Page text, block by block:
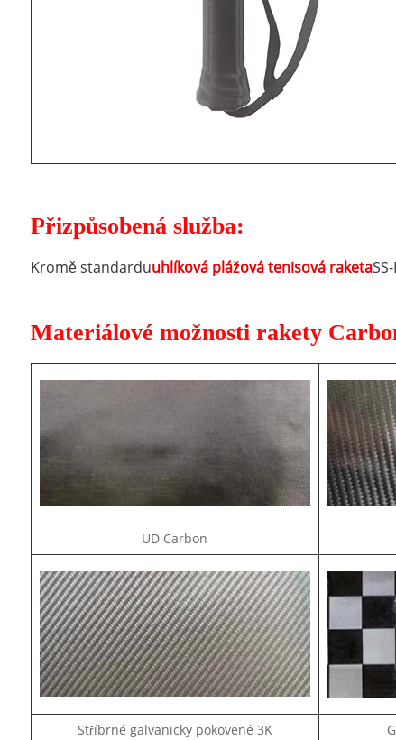
Přizpůsobená služba:
Kromě standarduuhlíková plážová tenisová raketa
Materiálové možnosti rakety
UD Carbon
Stříbrné galvanicky pokovené 3K